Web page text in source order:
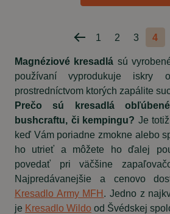
Predchádzajúca
strana
1 2 3 4
Magnéziové kresadlá sú
používaní vyprodukuje iskry
prostredníctvom ktorých zapálite
Prečo sú kresadlá
bushcraftu, či kempingu? Je
keď Vám poriadne zmokne alebo
ho utrieť a môžete ho ďalej
povedať pri väčšine
Najpredávanejšie a cenovo
Kresadlo Army MFH . Jedno z
je Kresadlo Wildo od Švédskej